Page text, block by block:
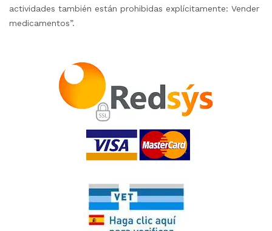
actividades también están prohibidas explícitamente: Vender
medicamentos”.